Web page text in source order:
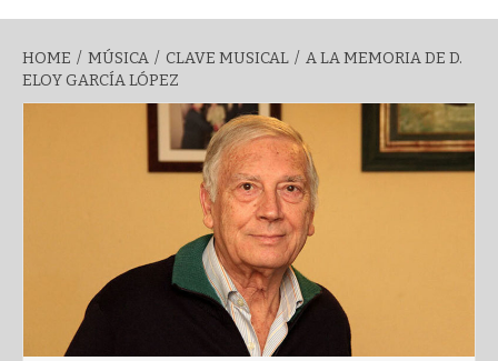
SANTA DE
MÁLAGA
HOME MÚSICA CLAVE MUSICAL
A LA MEMORIA DE D.
ELOY GARCÍA LÓPEZ